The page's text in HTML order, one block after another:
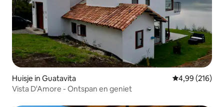
Huisje in Guatavita Gemiddelde
4,99 (216)
Vista D'Amore - Ontspan en geniet